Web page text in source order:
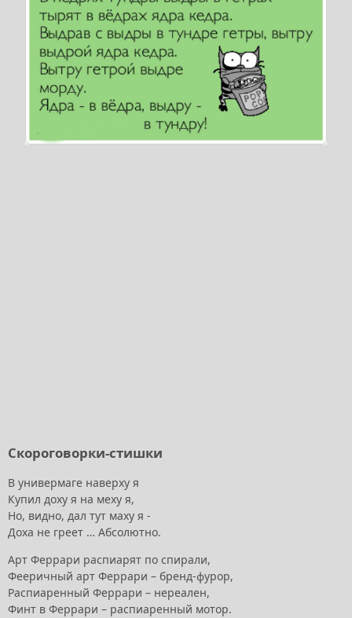
Скороговорки-стишки
В универмаге наверху я
Купил доху я на меху я,
Но, видно, дал тут маху я -
Доха не греет … Абсолютно.
Арт Феррари распиарят по спирали,
Фееричный арт Феррари – бренд-фурор,
Распиаренный Феррари – нереален,
Финт в Феррари – распиаренный мотор.